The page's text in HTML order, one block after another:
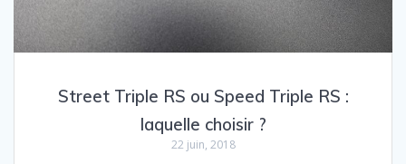
Street Triple RS ou Speed Triple RS :
laquelle choisir ?
22 juin, 2018